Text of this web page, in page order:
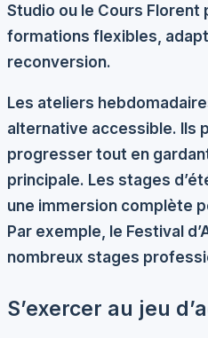
Studio ou le Cours Florent
formations flexibles,
reconversion.
Les ateliers
alternative accessible. Ils
progresser tout en
principale. Les stages
une immersion complète
Par exemple, le Festival
nombreux stages
S’exercer au jeu